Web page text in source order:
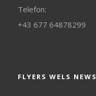
Telefon:
+43 677 64878299
FLYERS WELS NEWS